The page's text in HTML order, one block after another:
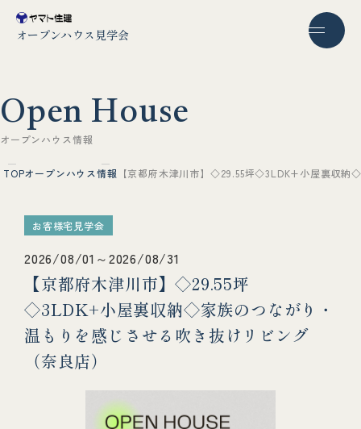
オープンハウス見学会
Open House
オー プンハ ウ ス情報
TOPオープンハウス情報 【京都府木津川市】◇29.55坪◇3LDK+小屋裏収納
お客様宅見学会
2026/08/01～2026/08/31
【京都府木津川市】◇29.55坪
◇3LDK+小屋裏収納◇家族のつながり・
温もりを感じさせる吹き抜けリビング
（奈良店）